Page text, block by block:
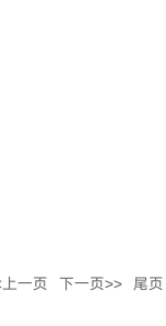
一页 下一页>> 尾页